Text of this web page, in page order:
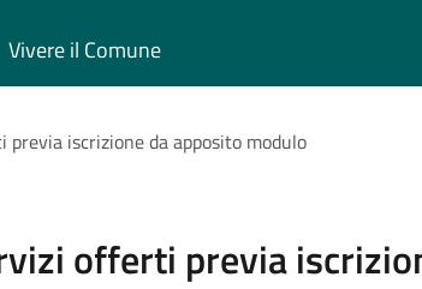
Vivere il Comune
iscrizione da apposito modulo
offerti previa